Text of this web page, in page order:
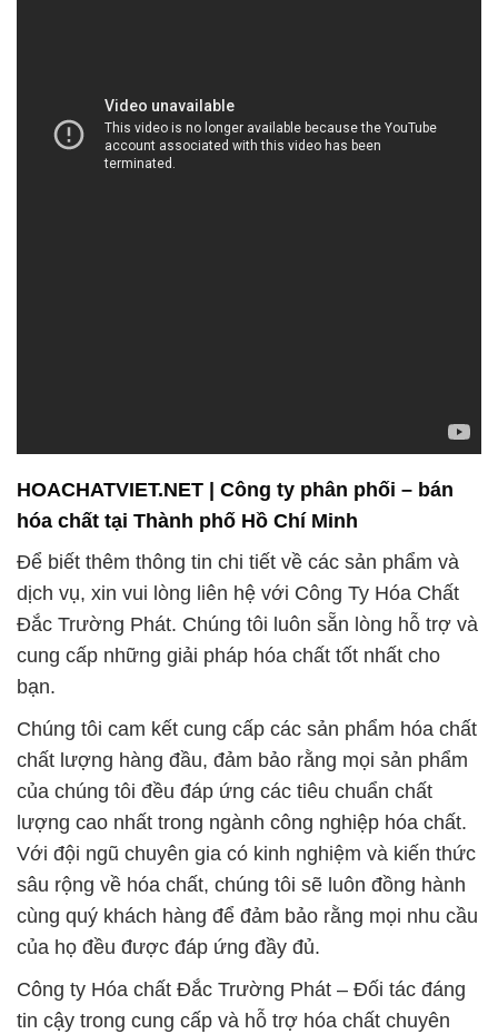
HOACHATVIET.NET | Công ty phân phối – bán
hóa chất tại Thành phố Hồ Chí Minh
Để biết thêm thông tin chi tiết về các sản phẩm và
dịch vụ, xin vui lòng liên hệ với Công Ty Hóa Chất
Đắc Trường Phát. Chúng tôi luôn sẵn lòng hỗ trợ và
cung cấp những giải pháp hóa chất tốt nhất cho
bạn.
Chúng tôi cam kết cung cấp các sản phẩm hóa chất
chất lượng hàng đầu, đảm bảo rằng mọi sản phẩm
của chúng tôi đều đáp ứng các tiêu chuẩn chất
lượng cao nhất trong ngành công nghiệp hóa chất.
Với đội ngũ chuyên gia có kinh nghiệm và kiến thức
sâu rộng về hóa chất, chúng tôi sẽ luôn đồng hành
cùng quý khách hàng để đảm bảo rằng mọi nhu cầu
của họ đều được đáp ứng đầy đủ.
Công ty Hóa chất Đắc Trường Phát – Đối tác đáng
tin cậy trong cung cấp và hỗ trợ hóa chất chuyên